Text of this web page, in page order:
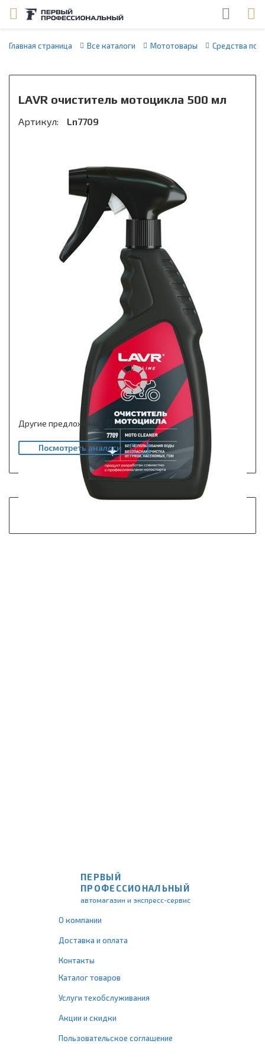
Главная страница Все каталоги Мототовары Средства по
LAVR очиститель мотоцикла 500 мл
Артикул: Ln7709
Другие предложения
Посмотреть аналоги
ПЕРВЫЙ
ПРОФЕССИОНАЛЬНЫЙ
автомагазин и экспресс-сервис
О компании
Доставка и оплата
Контакты
Каталог товаров
Услуги техобслуживания
Акции и скидки
Пользовательское соглашение